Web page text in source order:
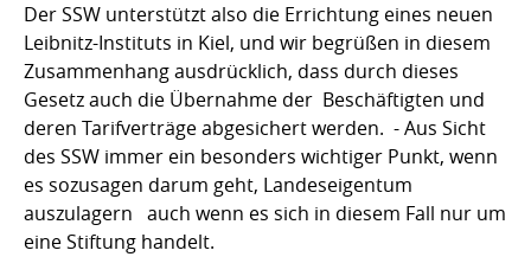
Der SSW unterstützt also die Errichtung eines neuen
Leibnitz-Instituts in Kiel, und wir begrüßen in diesem
Zusammenhang ausdrücklich, dass durch dieses
Gesetz auch die Übernahme der Beschäftigten und
deren Tarifverträge abgesichert werden. - Aus Sicht
des SSW immer ein besonders wichtiger Punkt, wenn
es sozusagen darum geht, Landeseigentum
auszulagern  auch wenn es sich in diesem Fall nur um
eine Stiftung handelt.